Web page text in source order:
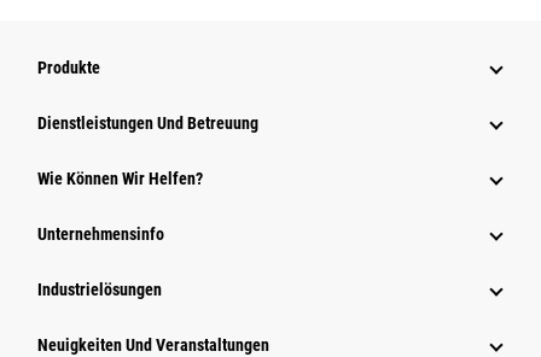
Produkte
Dienstleistungen Und Betreuung
Wie Können Wir Helfen?
Unternehmensinfo
Industrielösungen
Neuigkeiten Und Veranstaltungen